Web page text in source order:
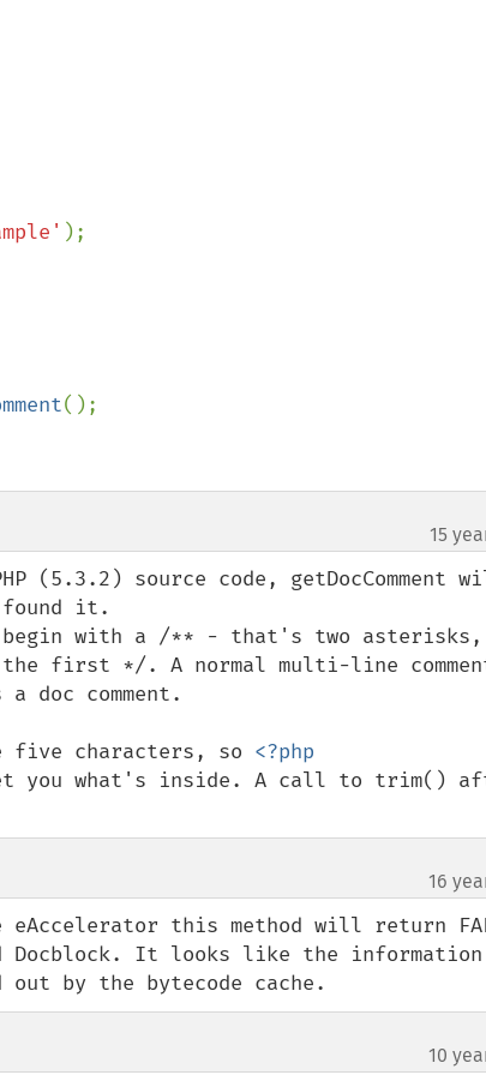
);
();
15
(5.3.2) source code, getDocComment
found it.
begin with a /** - that's two asterisks,
the first */. A normal multi-line
doc comment.
five characters, so <?php
you what's inside. A call to trim()
16
this method will return
It looks like the information
by the bytecode cache.
10